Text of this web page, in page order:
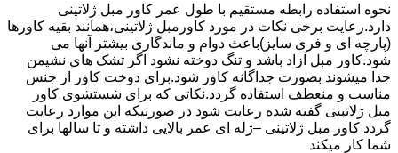
نحوه استفاده رابطه مستقیم با طول عمر کاور مبل ژلاتینی
دارد.رعایت برخی نکات در مورد کاورمبل ژلاتینی،همانند بقیه کاورها
(پارچه ای و فری سایز)باعث دوام و ماندگاری بیشتر آنها می
شود.کاور مبل آزاد باشد و تنگ دوخته نشود اگر تشک های نشیمن
جدا میشوند بصورت جداگانه کاور شود.برای دوخت کاور از جنس
مناسب و منعطف استفاده گردد.نکاتی که برای شستشوی کاور
مبل ژلاتینی گفته شده رعایت شود در صورتیکه این موارد رعایت
گردد کاور مبل ژلاتینی –ژله ای عمر بالایی داشته و تا سالها برای
شما کار میکند